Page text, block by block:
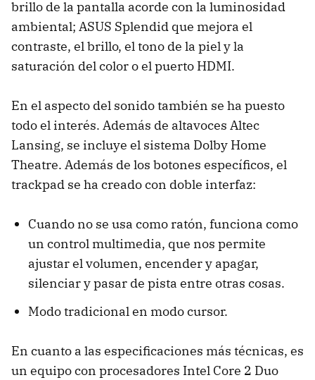
brillo de la pantalla acorde con la luminosidad
ambiental; ASUS Splendid que mejora el
contraste, el brillo, el tono de la piel y la
saturación del color o el puerto HDMI.
En el aspecto del sonido también se ha puesto
todo el interés. Además de altavoces Altec
Lansing, se incluye el sistema Dolby Home
Theatre. Además de los botones específicos, el
trackpad se ha creado con doble interfaz:
Cuando no se usa como ratón, funciona como
un control multimedia, que nos permite
ajustar el volumen, encender y apagar,
silenciar y pasar de pista entre otras cosas.
Modo tradicional en modo cursor.
En cuanto a las especificaciones más técnicas, es
un equipo con procesadores Intel Core 2 Duo